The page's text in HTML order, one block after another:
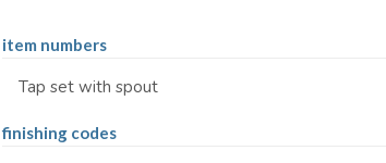
item numbers
Tap set with spout
finishing codes